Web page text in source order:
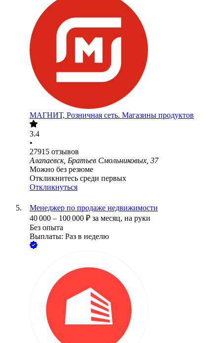
МАГНИТ, Розничная сеть. Магазины продуктов
3.4
•
27915 отзывов
Алапаевск, Братьев Смольниковых, 37
Можно без резюме
Откликнитесь среди первых
Откликнуться
Менеджер по продаже недвижимости
40 000 – 100 000 ₽ за месяц, на руки
Без опыта
Выплаты: Раз в неделю